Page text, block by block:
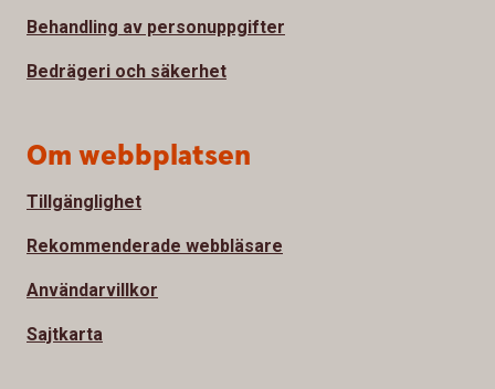
Behandling av personuppgifter
Bedrägeri och säkerhet
Om webbplatsen
Tillgänglighet
Rekommenderade webbläsare
Användarvillkor
Sajtkarta